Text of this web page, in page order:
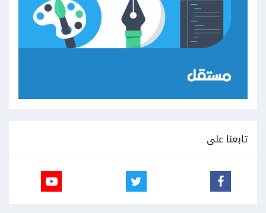
تابعنا على